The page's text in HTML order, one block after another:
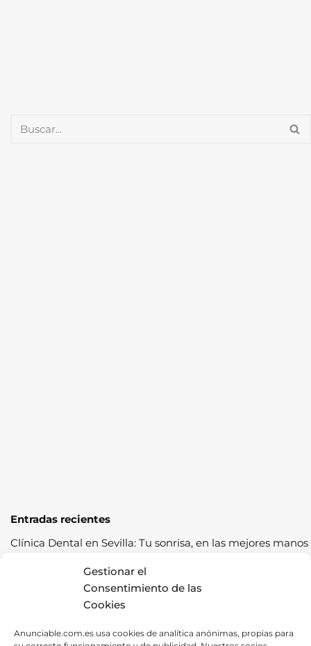
Gestionar el
Consentimiento de las
Cookies
Anunciable.com.es usa cookies de analítica anónimas, propias para
Entradas recientes
Clínica Dental en Sevilla: Tu sonrisa, en las mejores manos
Cómo pasar la ITV a la primera: guía completa con
consejos prácticos
Los cereales sostenibles representan una oportunidad de